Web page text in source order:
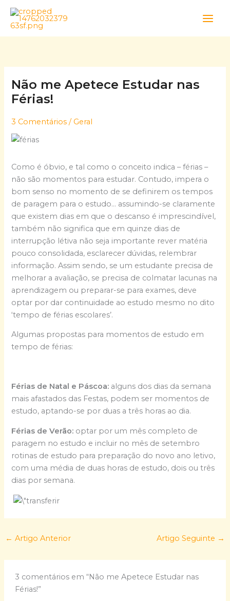
Skip
content
Não me Apetece Estudar nas
Férias!
3 Comentários / Geral
Como é óbvio, e tal como o conceito indica – férias –
não são momentos para estudar. Contudo, impera o
bom senso no momento de se definirem os tempos
de paragem para o estudo… assumindo-se claramente
que existem dias em que o descanso é imprescindível,
também não significa que em quinze dias de
interrupção létiva não seja importante rever matéria
pouco consolidada, esclarecer dúvidas, relembrar
informação. Assim sendo, se um estudante precisa de
melhorar a avaliação, se precisa de colmatar lacunas na
aprendizagem ou preparar-se para exames, deve
optar por dar continuidade ao estudo mesmo no dito
‘tempo de férias escolares’.
Algumas propostas para momentos de estudo em
tempo de férias:
Férias de Natal e Páscoa: alguns dos dias da semana
mais afastados das Festas, podem ser momentos de
estudo, aptando-se por duas a três horas ao dia.
Férias de Verão: optar por um mês completo de
paragem no estudo e incluir no mês de setembro
rotinas de estudo para preparação do novo ano letivo,
com uma média de duas horas de estudo, dois ou três
dias por semana.
← Artigo Anterior Artigo Seguinte →
3 comentários em “Não me Apetece Estudar nas
Férias!”